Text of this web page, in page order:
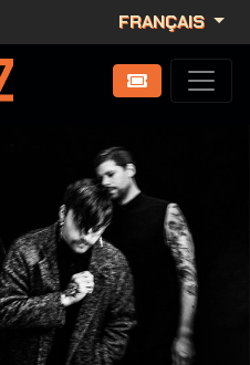
FRANÇAIS